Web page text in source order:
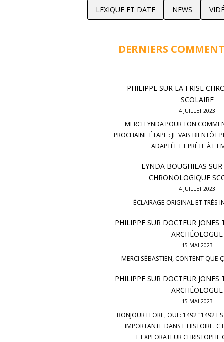
LEXIQUE ET DATE NEWS
DERNIERS
PHILIPPE SUR LA FRISE
SCOLAIRE
4 JUILLET 2023
MERCI LYNDA POUR TON
PROCHAINE ÉTAPE : JE VAIS BIENTÔT
ADAPTÉE ET PRÊTE À
LYNDA BOUGHILAS SUR
CHRONOLOGIQUE
4 JUILLET 2023
ÉCLAIRAGE ORIGINAL ET TRÈS
PHILIPPESUR DOCTEUR
ARCHÉOLOGUE
15 MAI 2023
MERCI SÉBASTIEN, CONTENT QUE
PHILIPPESUR DOCTEUR
ARCHÉOLOGUE
15 MAI 2023
BONJOUR FLORE, OUI : 1492 "1492
IMPORTANTE DANS L'HISTOIRE.
L'EXPLORATEUR